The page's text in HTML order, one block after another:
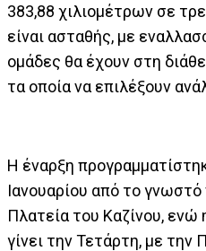
383,88 χιλιομέτρων σε
είναι ασταθής, με
ομάδες θα έχουν στη
τα οποία να επιλέξουν
Η έναρξη
Ιανουαρίου από το
Πλατεία του Καζίνου, ενώ
γίνει την Τετάρτη, με την